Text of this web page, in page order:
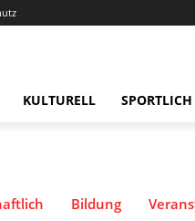
KULTURELL SPORTLICH
Bildung